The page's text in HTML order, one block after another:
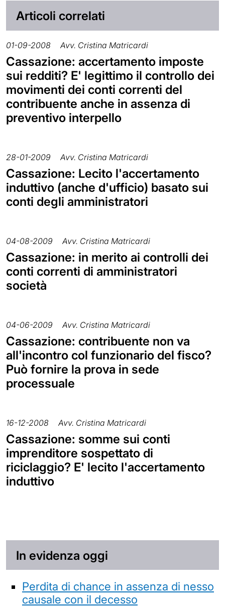
Articoli correlati
01-09-2008 Avv. Cristina Matricardi
Cassazione: accertamento imposte
sui redditi? E' legittimo il controllo dei
movimenti dei conti correnti del
contribuente anche in assenza di
preventivo interpello
28-01-2009 Avv. Cristina Matricardi
Cassazione: Lecito l'accertamento
induttivo (anche d'ufficio) basato sui
conti degli amministratori
04-08-2009 Avv. Cristina Matricardi
Cassazione: in merito ai controlli dei
conti correnti di amministratori
società
04-06-2009 Avv. Cristina Matricardi
Cassazione: contribuente non va
all'incontro col funzionario del fisco?
Può fornire la prova in sede
processuale
16-12-2008 Avv. Cristina Matricardi
Cassazione: somme sui conti
imprenditore sospettato di
riciclaggio? E' lecito l'accertamento
induttivo
In evidenza oggi
Perdita di chance in assenza di nesso
causale con il decesso